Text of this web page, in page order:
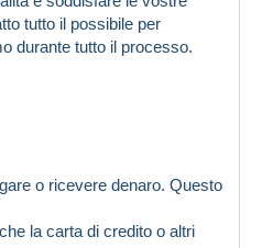
tutto il possibile per
durante tutto il processo.
o ricevere denaro. Questo
la carta di credito o altri